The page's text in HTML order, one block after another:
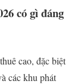
có gì đáng
cao, đặc biệt
các khu phát